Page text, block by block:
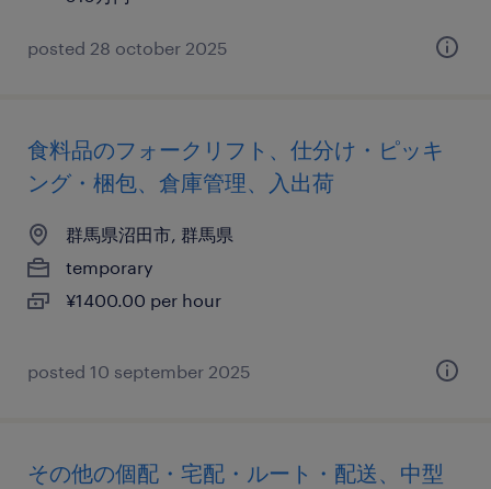
posted 28 october 2025
食料品のフォークリフト、仕分け・ピッキ
ング・梱包、倉庫管理、入出荷
群馬県沼田市, 群馬県
temporary
¥1400.00 per hour
posted 10 september 2025
その他の個配・宅配・ルート・配送、中型